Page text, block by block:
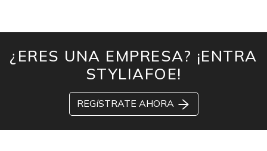
¿ERES UNA EMPRESA? ¡ENTRA
STYLIAFOE!
REGíSTRATE AHORA